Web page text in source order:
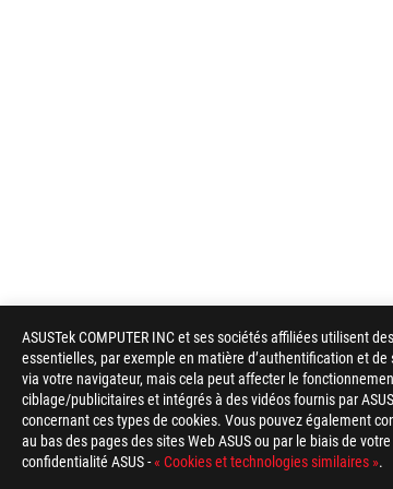
ASUSTek COMPUTER INC et ses sociétés affiliées utilisent
essentielles, par exemple en matière d’authentification et
via votre navigateur, mais cela peut affecter le
ciblage/publicitaires et intégrés à des vidéos fournis par
concernant ces types de cookies. Vous pouvez également
au bas des pages des sites Web ASUS ou par le biais de
confidentialité ASUS -« Cookies et technologies similaires ».